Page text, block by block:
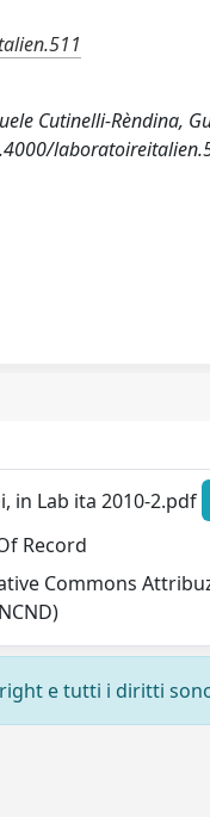
Cutinelli-Rèndina,
in Lab ita 2010-2.pdf
Record
Commons
e tutti i diritti